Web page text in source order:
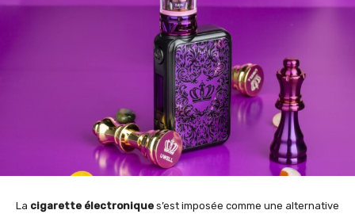
La cigarette électronique s’est imposée comme une alternative